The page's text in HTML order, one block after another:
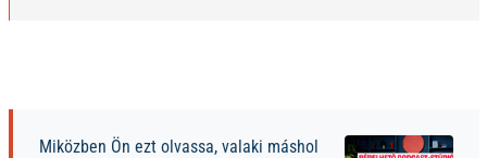
Miközben Ön ezt olvassa, valaki máshol